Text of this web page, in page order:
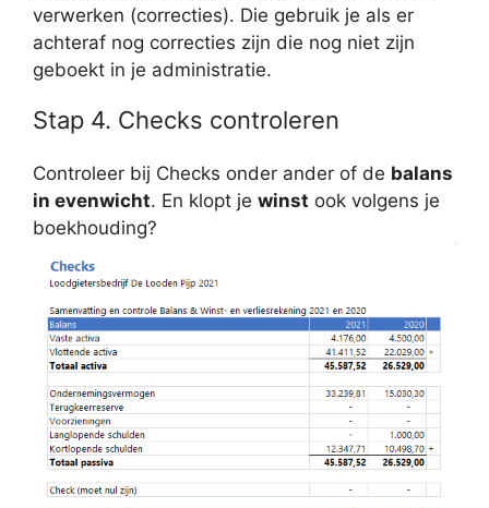
verwerken (correcties). Die gebruik je als er
achteraf nog correcties zijn die nog niet zijn
geboekt in je administratie.
Stap 4. Checks controleren
Controleer bij Checks onder ander of de balans
in evenwicht. En klopt je winst ook volgens je
boekhouding?